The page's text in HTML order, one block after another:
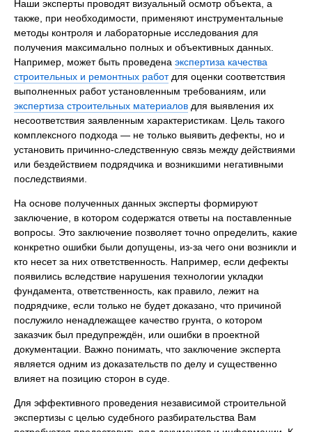
Наши эксперты проводят визуальный осмотр объекта, а
также, при необходимости, применяют инструментальные
методы контроля и лабораторные исследования для
получения максимально полных и объективных данных.
Например, может быть проведена экспертиза качества
строительных и ремонтных работдля оценки соответствия
выполненных работ установленным требованиям, или
экспертиза строительных материалов для выявления их
несоответствия заявленным характеристикам. Цель такого
комплексного подхода — не только выявить дефекты, но и
установить причинно-следственную связь между действиями
или бездействием подрядчика и возникшими негативными
последствиями.
На основе полученных данных эксперты формируют
заключение, в котором содержатся ответы на поставленные
вопросы. Это заключение позволяет точно определить, какие
конкретно ошибки были допущены, из-за чего они возникли и
кто несет за них ответственность. Например, если дефекты
появились вследствие нарушения технологии укладки
фундамента, ответственность, как правило, лежит на
подрядчике, если только не будет доказано, что причиной
послужило ненадлежащее качество грунта, о котором
заказчик был предупреждён, или ошибки в проектной
документации. Важно понимать, что заключение эксперта
является одним из доказательств по делу и существенно
влияет на позицию сторон в суде.
Для эффективного проведения независимой строительной
экспертизы с целью судебного разбирательства Вам